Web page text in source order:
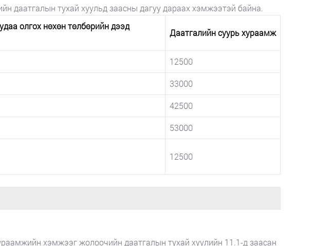
даатгалын тухай хуульд заасны дагуу дараах хэмжээтэй байна.
олгох нөхөн төлбөрийн дээд
Даатгалийн суурь хураамж
12500
33000
42500
53000
12500
хэмжээг жолоочийн даатгалын тухай хуулийн 11.1-д заасан